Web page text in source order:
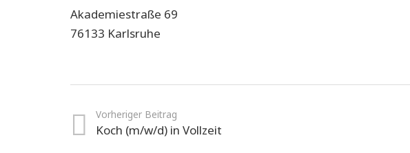
Akademiestraße 69
76133 Karlsruhe
Vorheriger Beitrag
Koch (m/w/d) in Vollzeit